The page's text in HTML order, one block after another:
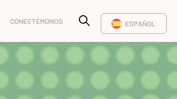
CONECTÉMONOS ESPAÑOL